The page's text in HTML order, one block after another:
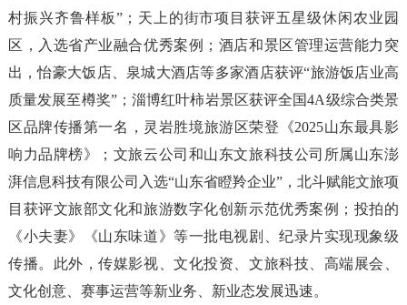
村振兴齐鲁样板”；天上的街市项目获评五星级休闲农业园
区，入选省产业融合优秀案例；酒店和景区管理运营能力突
出，怡豪大饭店、泉城大酒店等多家酒店获评“旅游饭店业高
质量发展至樽奖”；淄博红叶柿岩景区获评全国4A级综合类景
区品牌传播第一名， 灵岩胜境旅游区荣登《2025山东最具影
响力品牌榜》；文旅云公司和山东文旅科技公司所属山东澎
湃信息科技有限公司入选“山东省瞪羚企业” ，北斗赋能文旅项
目获评文旅部文化和旅游数字化创新示范优秀案例；投拍的
《小夫妻》《山东味道》等一批电视剧、纪录片实现现象级
传播。此外，传媒影视、文化投资、文旅科技、高端展会、
文化创意、赛事运营等新业务、新业态发展迅速。